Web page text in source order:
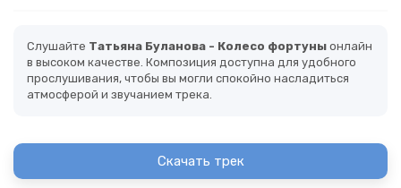
Слушайте Татьяна Буланова - Колесо фортуны онлайн
в высоком качестве. Композиция доступна для удобного
прослушивания, чтобы вы могли спокойно насладиться
атмосферой и звучанием трека.
Скачать трек